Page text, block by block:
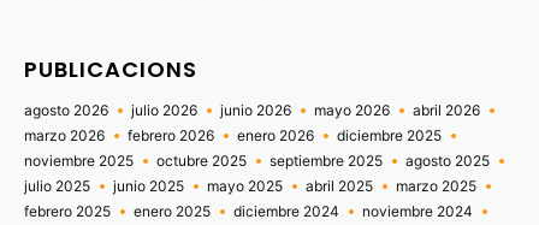
PUBLICACIONS
agosto 2026 julio 2026 junio 2026 mayo 2026
abril 2026
marzo 2026
febrero 2026 enero 2026
diciembre 2025
noviembre 2025
octubre 2025 septiembre 2025
agosto 2025
julio 2025
junio 2025 mayo 2025 abril 2025
marzo 2025
febrero 2025
enero 2025 diciembre 2024
noviembre 2024